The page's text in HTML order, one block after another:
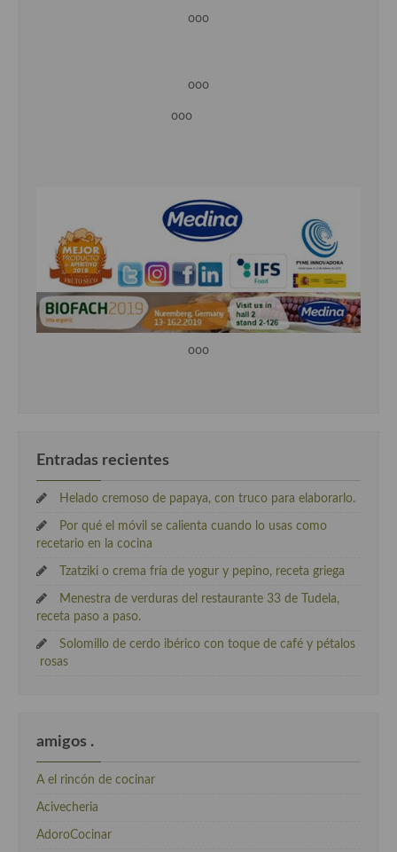
ooo
ooo
ooo
ooo
Entradas recientes
Helado cremoso de papaya, con truco para elaborarlo.
Por qué el móvil se calienta cuando lo usas como
recetario en la cocina
Tzatziki o crema fría de yogur y pepino, receta griega
Menestra de verduras del restaurante 33 de Tudela,
receta paso a paso.
Solomillo de cerdo ibérico con toque de café y pétalos
rosas
amigos .
A el rincón de cocinar
Acivecheria
AdoroCocinar